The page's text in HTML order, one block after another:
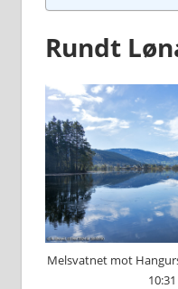
Rundt
Melsvatnet mot